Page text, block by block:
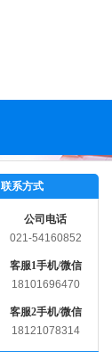
联系方式
公司电话
021-54160852
客服1手机/微信
18101696470
客服2手机/微信
18121078314